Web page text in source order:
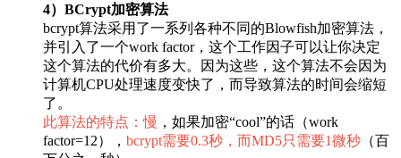
4）BCrypt加密算法
bcrypt算法采用了一系列各种不同的Blowfish加密算法，
并引入了一个work factor，这个工作因子可以让你决定
这个算法的代价有多大。因为这些，这个算法不会因为
计算机CPU处理速度变快了，而导致算法的时间会缩短
了。
此算法的特点：慢 ，如果加密“cool”的话（work
factor=12）， bcrypt需要0.3秒，而MD5只需要1微秒 （百